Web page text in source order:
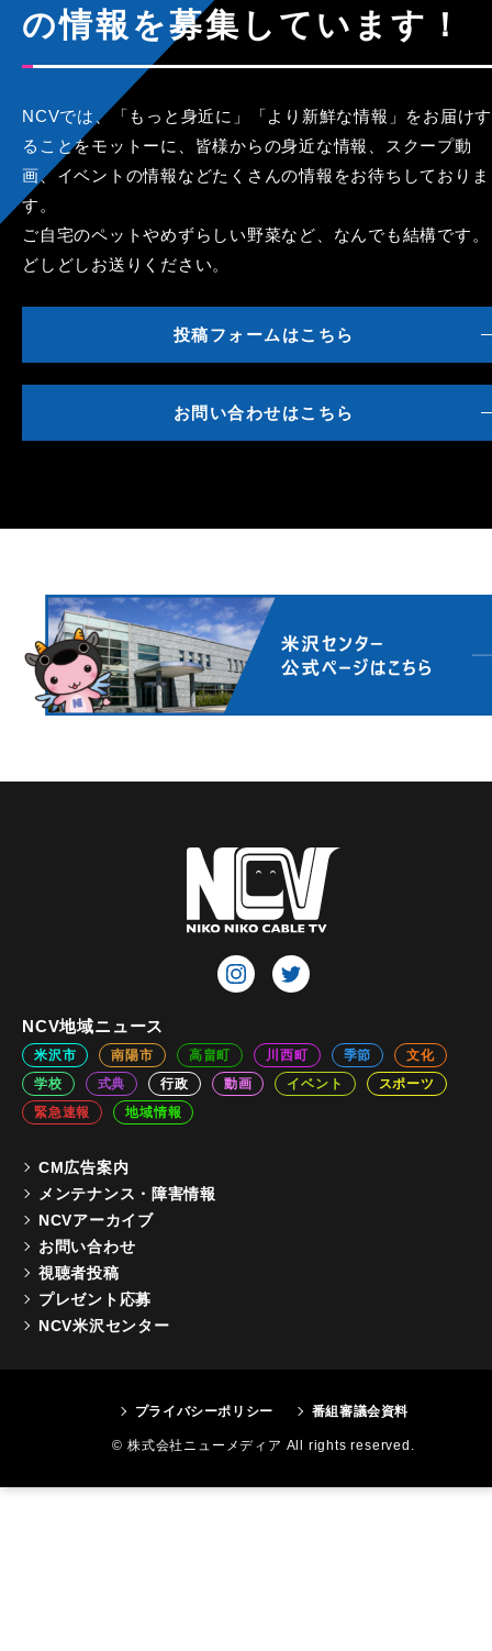
の情報を募集しています！
NCVでは、「もっと身近に」「より新鮮な情報」をお届けす
ることをモットーに、皆様からの身近な情報、スクープ動
画、イベントの情報などたくさんの情報をお待ちしておりま
す。
ご自宅のペットやめずらしい野菜など、なんでも結構です。
どしどしお送りください。
投稿フォームはこちら
お問い合わせはこちら
NCV地域ニュース
米沢市 南陽市 高畠町 川西町 季節
文化
学校
式典 行政 動画 イベント
スポーツ
緊急速報
地域情報
CM広告案内
メンテナンス・障害情報
NCVアーカイブ
お問い合わせ
視聴者投稿
プレゼント応募
NCV米沢センター
プライバシーポリシー 番組審議会資料
© 株式会社ニューメディア All rights reserved.